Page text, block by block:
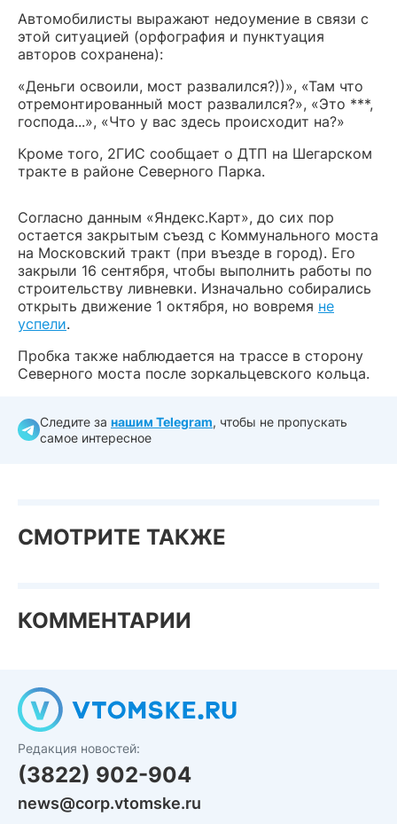
Автомобилисты выражают недоумение в связи с
этой ситуацией (орфография и пунктуация
авторов сохранена):
«Деньги освоили, мост развалился?))», «Там что
отремонтированный мост развалился?», «Это ***,
господа...», «Что у вас здесь происходит на?»
Кроме того, 2ГИС сообщает о ДТП на Шегарском
тракте в районе Северного Парка.
Согласно данным «Яндекс.Карт», до сих пор
остается закрытым съезд с Коммунального моста
на Московский тракт (при въезде в город). Его
закрыли 16 сентября, чтобы выполнить работы по
строительству ливневки. Изначально собирались
открыть движение 1 октября, но вовремя не
успели.
Пробка также наблюдается на трассе в сторону
Северного моста после зоркальцевского кольца.
Следите за нашим Telegram, чтобы не пропускать
самое интересное
СМОТРИТЕ ТАКЖЕ
КОММЕНТАРИИ
Редакция новостей:
(3822) 902-904
news@corp.vtomske.ru